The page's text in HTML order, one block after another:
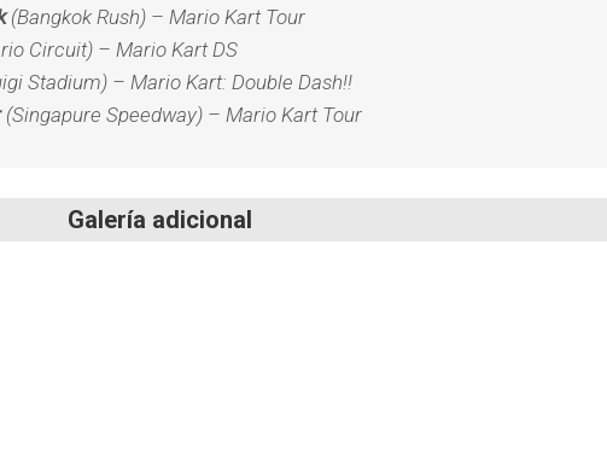
(Bangkok Rush) – Mario Kart Tour
Circuit) – Mario Kart DS
Stadium) – Mario Kart: Double Dash!!
(Singapure Speedway) – Mario Kart Tour
Galería adicional